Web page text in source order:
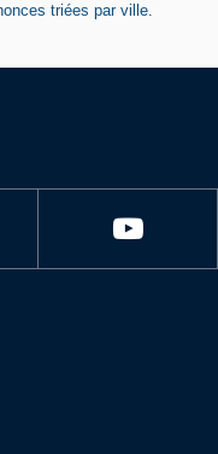
triées par ville.